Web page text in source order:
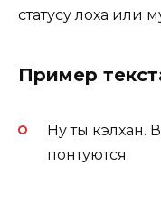
статусу лоха или
Пример
Ну ты кэлхан.
понтуются.